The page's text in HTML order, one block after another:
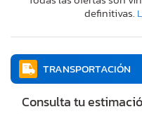
definitivas.
TRANSPORTACIÓN
Consulta tu